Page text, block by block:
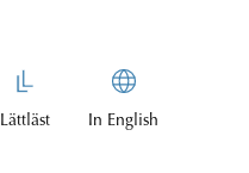
Lättläst In English